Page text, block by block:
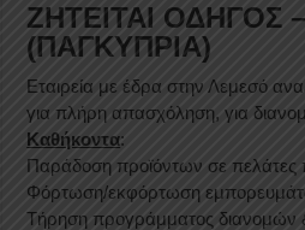
ΖΗΤΕΙΤΑΙ ΟΔΗΓΟΣ
(ΠΑΓΚΥΠΡΙΑ)
Εταιρεία με έδρα στην Λεμεσό
για πλήρη απασχόληση, για
Καθήκοντα:
Παράδοση προϊόντων σε πελάτες
Φόρτωση/εκφόρτωση
Τήρηση προγράμματος διανομών